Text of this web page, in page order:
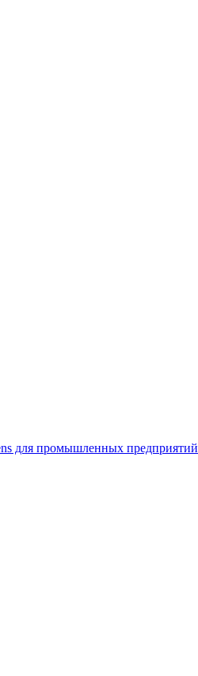
для промышленных предприятий